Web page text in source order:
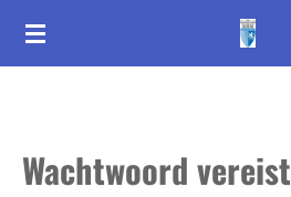
Ga
hoofdinhoud
Wachtwoord vereist